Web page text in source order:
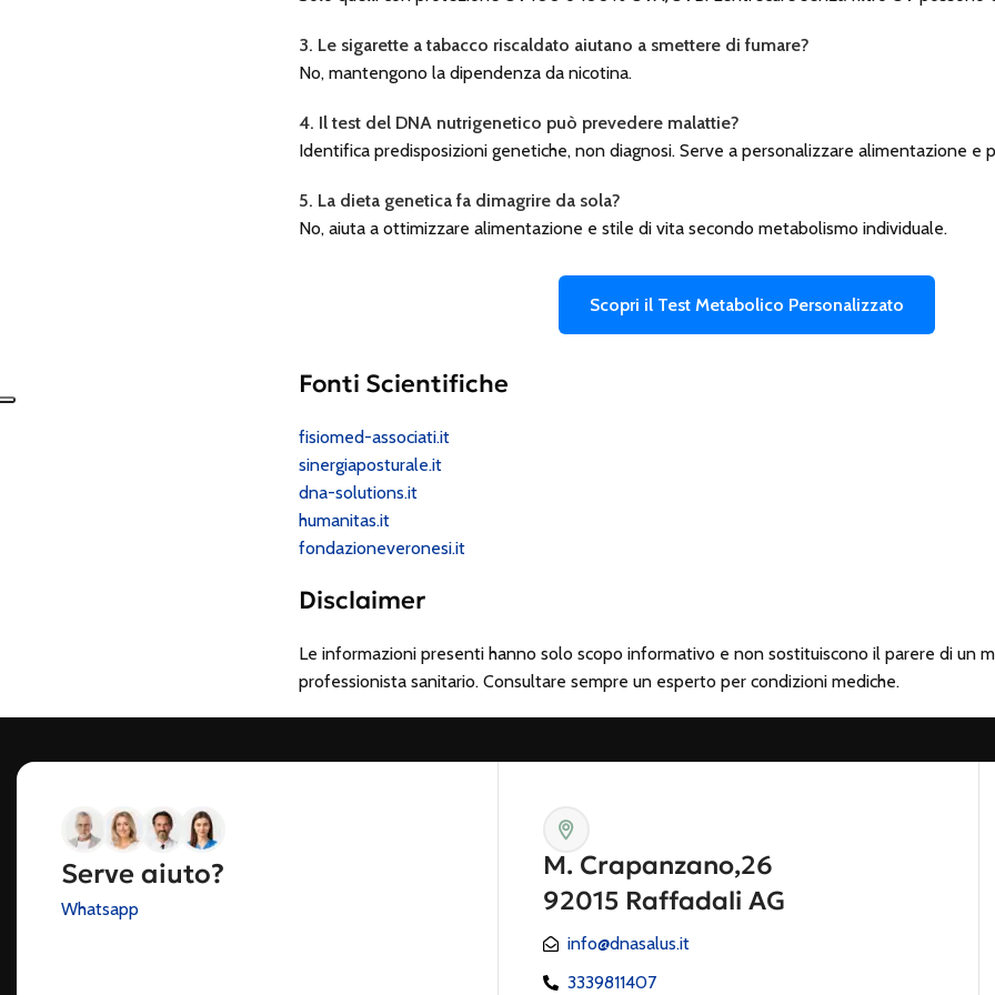
3. Le sigarette a tabacco riscaldato aiutano a smettere di fumare?
No, mantengono la dipendenza da nicotina.
4. Il test del DNA nutrigenetico può prevedere malattie?
Identifica predisposizioni genetiche, non diagnosi. Serve a personalizzare alimentazione e
5. La dieta genetica fa dimagrire da sola?
No, aiuta a ottimizzare alimentazione e stile di vita secondo metabolismo individuale.
Scopri il Test Metabolico Personalizzato
Fonti Scientifiche
fisiomed-associati.it
sinergiaposturale.it
dna-solutions.it
humanitas.it
fondazioneveronesi.it
Disclaimer
Le informazioni presenti hanno solo scopo informativo e non sostituiscono il parere di un
professionista sanitario. Consultare sempre un esperto per condizioni mediche.
Serve aiuto?
Whatsapp
M. Crapanzano,26
92015 Raffadali AG
info@dnasalus.it
3339811407